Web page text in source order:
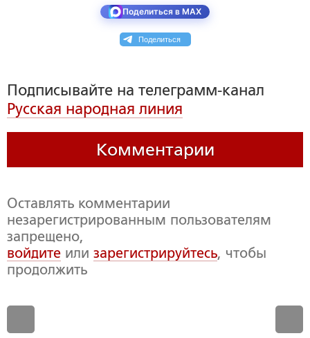
Поделиться в MAX
Поделиться
Подписывайте на телеграмм-канал
Русская народная линия
Комментарии
Оставлять комментарии
незарегистрированным пользователям
запрещено,
войдите или зарегистрируйтесь, чтобы
продолжить